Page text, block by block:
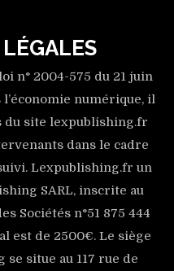
n° 2004-575 du 21 juin
numérique, il
du site lexpublishing.fr
dans le cadre
Lexpublishing.fr un
SARL, inscrite au
Sociétés n°51 875 444
est de 2500€. Le siège
se situe au 117 rue de